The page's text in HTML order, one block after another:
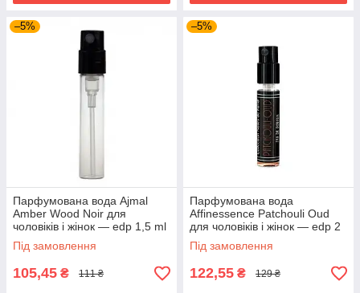
–5%
Парфумована вода Ajmal
Amber Wood Noir для
чоловіків і жінок — edp 1,5 ml
vial
Під замовлення
105,45 ₴ 111 ₴
–5%
Парфумована вода
Affinessence Patchouli Oud
для чоловіків і жінок — edp 2
ml vial
Під замовлення
122,55 ₴ 129 ₴